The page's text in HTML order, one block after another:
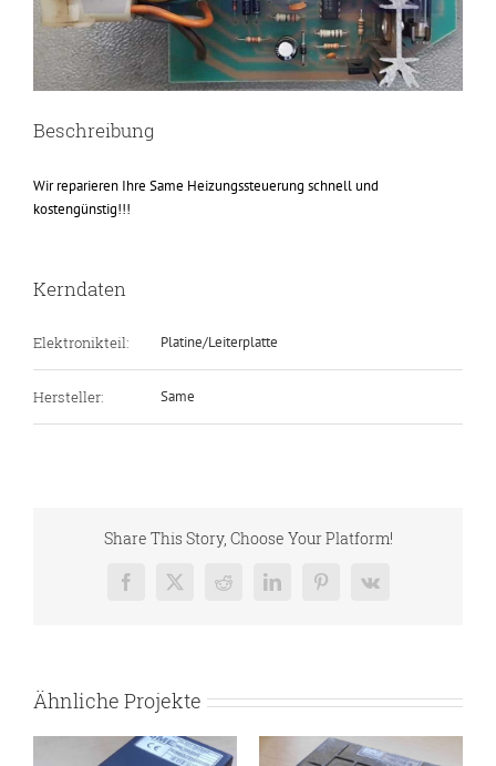
Beschreibung
Wir reparieren Ihre Same Heizungssteuerung schnell und
kostengünstig!!!
Kerndaten
Elektronikteil: Platine/Leiterplatte
Hersteller: Same
Share This Story, Choose Your Platform!
Facebook
X RedditLinkedInPinterest
Vk
Ähnliche Projekte